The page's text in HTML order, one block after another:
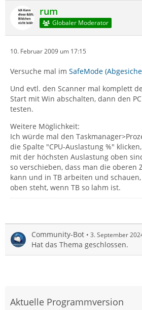
rum
Globaler Moderator
10. Februar 2009 um 17:15
Versuche mal im SafeMode
Und evtl. den Scanner mal komplett
Start mit Win abschalten, dann den
testen.
Weitere Möglichkeit:
Ich würde mal den
die Spalte "CPU-Auslastung %"
mit der höchsten Auslastung oben
so verschieben, dass man die oberen
kann und in TB arbeiten und
oben steht, wenn TB so lahm ist.
Community-Bot 3. September
Hat das Thema geschlossen.
Aktuelle Programmversion